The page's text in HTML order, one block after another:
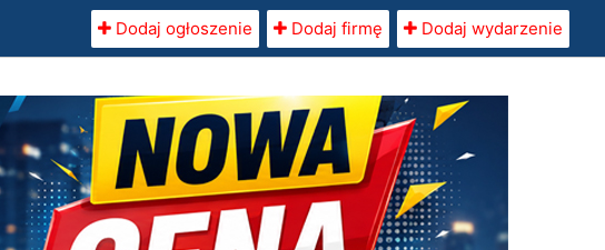
Dodaj ogłoszenie Dodaj firmę Dodaj wydarzenie